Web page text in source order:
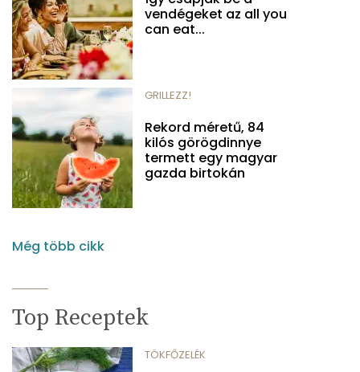
vendégeket az all you
can eat...
GRILLEZZ!
Rekord méretű, 84
kilós görögdinnye
termett egy magyar
gazda birtokán
Még több cikk
Top Receptek
TÖKFŐZELÉK